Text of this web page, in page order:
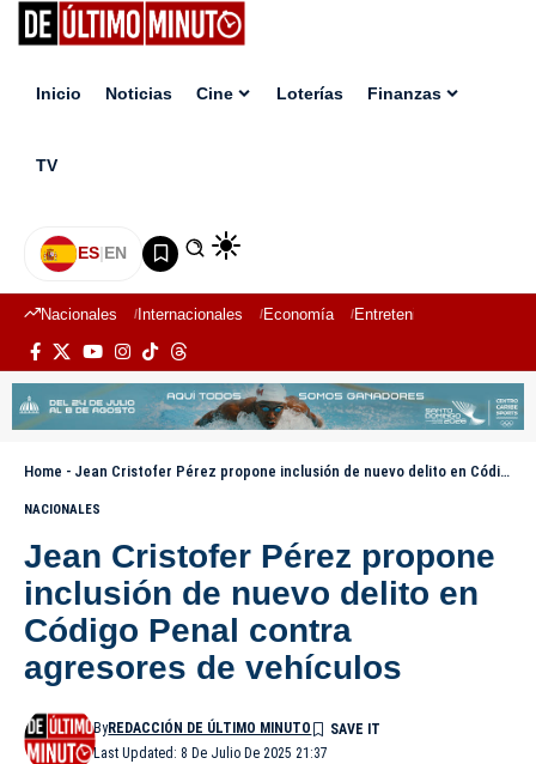
Inicio Noticias Cine Loterías Finanzas
TV
ES|EN
Nacionales Internacionales Economía Entretenimiento
Home - Jean Cristofer Pérez propone inclusión de nuevo delito en Código Penal contra agresores de vehículos
NACIONALES
Jean Cristofer Pérez propone
inclusión de nuevo delito en
Código Penal contra
agresores de vehículos
Last Updated: 8 De Julio De 2025 21:37
ByREDACCIÓN DE ÚLTIMO MINUTO